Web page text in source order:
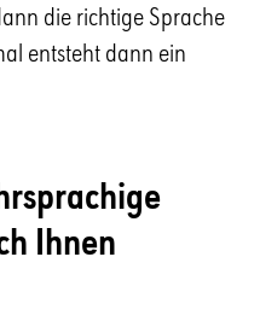
die richtige Sprache
entsteht dann ein
Ihnen